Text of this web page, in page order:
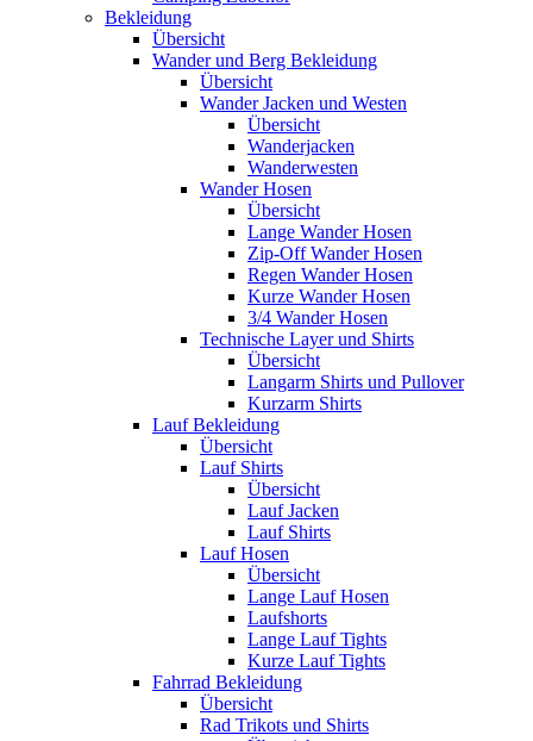
Bekleidung
Übersicht
Wander und Berg Bekleidung
Übersicht
Wander Jacken und Westen
Übersicht
Wanderjacken
Wanderwesten
Wander Hosen
Übersicht
Lange Wander Hosen
Zip-Off Wander Hosen
Regen Wander Hosen
Kurze Wander Hosen
3/4 Wander Hosen
Technische Layer und Shirts
Übersicht
Langarm Shirts und Pullover
Kurzarm Shirts
Lauf Bekleidung
Übersicht
Lauf Shirts
Übersicht
Lauf Jacken
Lauf Shirts
Lauf Hosen
Übersicht
Lange Lauf Hosen
Laufshorts
Lange Lauf Tights
Kurze Lauf Tights
Fahrrad Bekleidung
Übersicht
Rad Trikots und Shirts